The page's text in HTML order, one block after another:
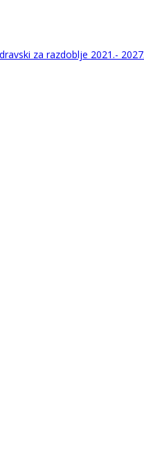
za razdoblje 2021.-